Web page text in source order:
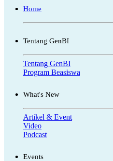
Home
Tentang GenBI
Tentang GenBI
Program Beasiswa
What's New
Artikel & Event
Video
Podcast
Events